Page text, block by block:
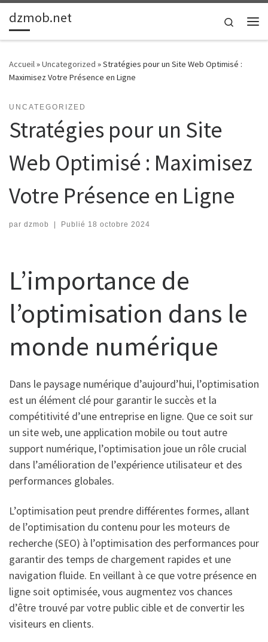
Passer au contenu
dzmob.net
Search
Accueil»Uncategorized »Stratégies pour un Site Web Optimisé :
Maximisez Votre Présence en Ligne
UNCATEGORIZED
Stratégies pour un Site
Web Optimisé : Maximisez
Votre Présence en Ligne
par dzmob | Publié 18 octobre 2024
L’importance de
l’optimisation dans le
monde numérique
Dans le paysage numérique d’aujourd’hui, l’optimisation
est un élément clé pour garantir le succès et la
compétitivité d’une entreprise en ligne. Que ce soit sur
un site web, une application mobile ou tout autre
support numérique, l’optimisation joue un rôle crucial
dans l’amélioration de l’expérience utilisateur et des
performances globales.
L’optimisation peut prendre différentes formes, allant
de l’optimisation du contenu pour les moteurs de
recherche (SEO) à l’optimisation des performances pour
garantir des temps de chargement rapides et une
navigation fluide. En veillant à ce que votre présence en
ligne soit optimisée, vous augmentez vos chances
d’être trouvé par votre public cible et de convertir les
visiteurs en clients.